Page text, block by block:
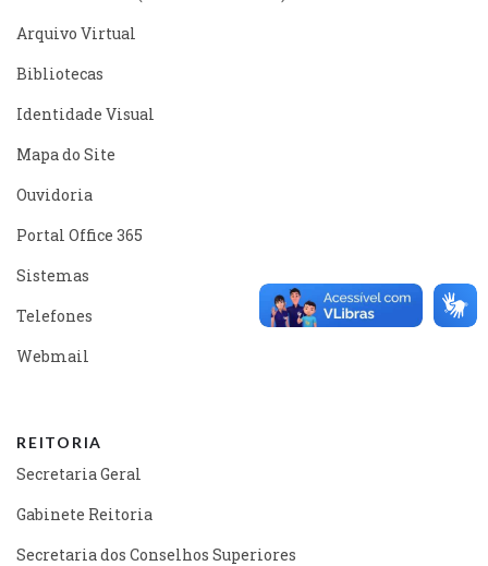
Arquivo Virtual
Bibliotecas
Identidade Visual
Mapa do Site
Ouvidoria
Portal Office 365
Sistemas
Telefones
Webmail
REITORIA
Secretaria Geral
Gabinete Reitoria
Secretaria dos Conselhos Superiores